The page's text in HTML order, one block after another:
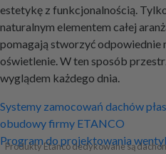
estetykę z funkcjonalnością.
naturalnym elementem całej
pomagają stworzyć odpowiednie
oświetlenie. W ten sposób
wyglądem każdego dnia.
Nawigacja
wpisu
Systemy zamocowań dachów
obudowy firmy ETANCO
Program do projektowania
Produkty Etanco dedykowane są